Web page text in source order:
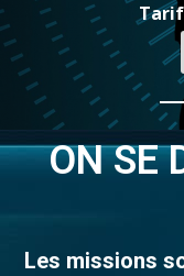
ON SE
Les missions